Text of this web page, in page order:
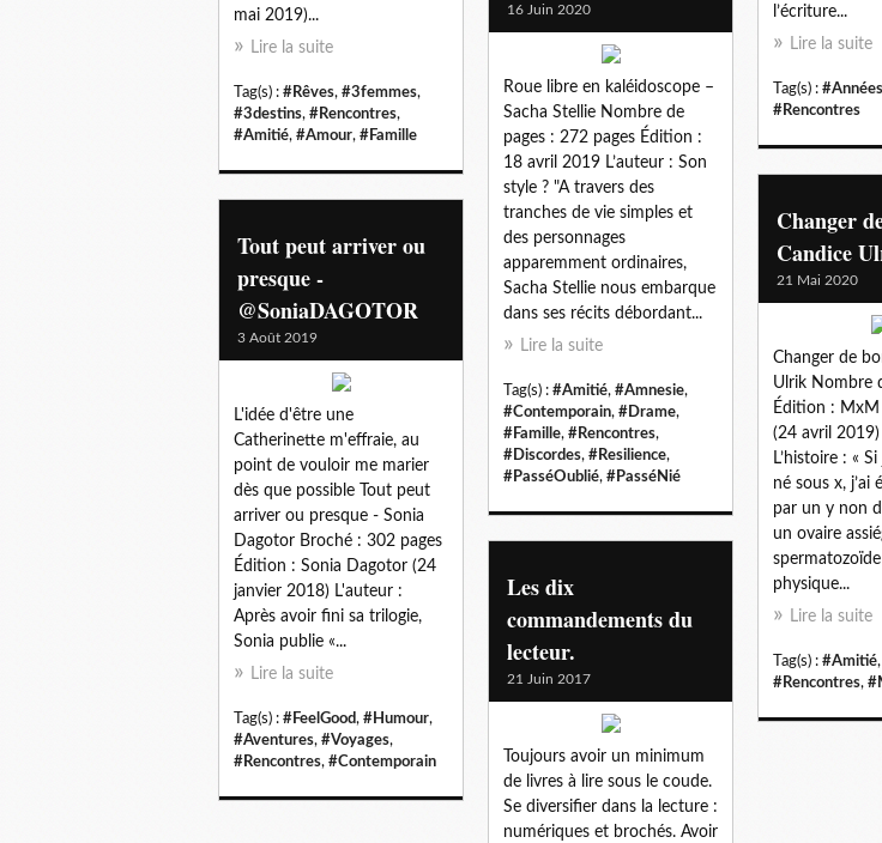
mai 2019)...
Lire la suite
Tag(s) : #Rêves, #3femmes,
#3destins, #Rencontres,
#Amitié, #Amour, #Famille
l’écriture...
Lire la suite
Tag(s) :
#Rencontres
16 Juin 2020
Roue libre en kaléidoscope –
Sacha Stellie Nombre de
pages : 272 pages Édition :
18 avril 2019 L’auteur : Son
style ? "A travers des
tranches de vie simples et
des personnages
apparemment ordinaires,
Sacha Stellie nous embarque
dans ses récits débordant...
Lire la suite
Tag(s) : #Amitié, #Amnesie,
#Contemporain, #Drame,
#Famille, #Rencontres,
#Discordes, #Resilience,
#PasséOublié, #PasséNié
Changer
Candice
21 Mai 2020
Changer de
Ulrik Nombre
Édition :
(24 avril 2019)
L’histoire : «
né sous x, j’ai
par un y non
un ovaire
physique...
Lire la suite
Tag(s) : #Amitié,
#Rencontres,
Tout peut arriver ou
presque -
@SoniaDAGOTOR
3 Août 2019
L'idée d'être une
Catherinette m'effraie, au
point de vouloir me marier
dès que possible Tout peut
arriver ou presque - Sonia
Dagotor Broché : 302 pages
Édition : Sonia Dagotor (24
janvier 2018) L'auteur :
Après avoir fini sa trilogie,
Sonia publie «...
Lire la suite
Tag(s) : #FeelGood, #Humour,
#Aventures, #Voyages,
#Rencontres, #Contemporain
Les dix
commandements du
lecteur.
21 Juin 2017
Toujours avoir un minimum
de livres à lire sous le coude.
Se diversifier dans la lecture :
numériques et brochés. Avoir